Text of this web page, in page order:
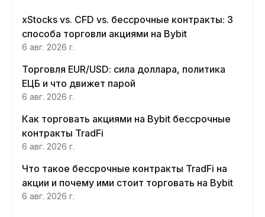
xStocks vs. CFD vs. бессрочные контракты: 3
способа торговли акциями на Bybit
6 авг. 2026 г.
Торговля EUR/USD: сила доллара, политика
ЕЦБ и что движет парой
6 авг. 2026 г.
Как торговать акциями на Bybit бессрочные
контракты TradFi
6 авг. 2026 г.
Что такое бессрочные контракты TradFi на
акции и почему ими стоит торговать на Bybit
6 авг. 2026 г.